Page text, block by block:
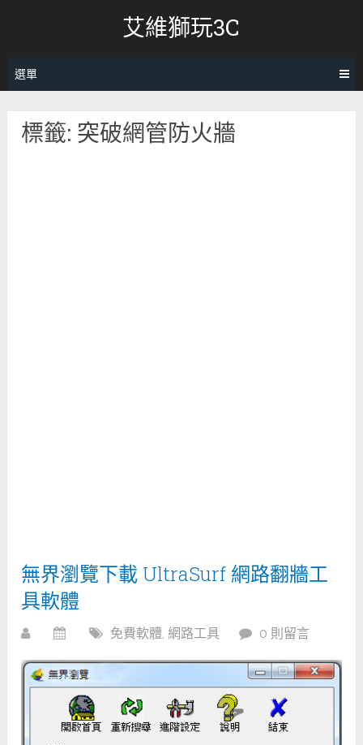
艾維獅玩3C
選單
標籤: 突破網管防火牆
無界瀏覽下載 UltraSurf 網路翻牆工
具軟體
免費軟體, 網路工具 0 則留言